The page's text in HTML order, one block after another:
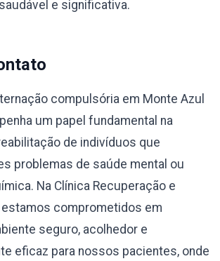
e significativa.
compulsória em Monte Azul
um papel fundamental na
de indivíduos que
problemas de saúde mental ou
Na Clínica Recuperação e
estamos comprometidos em
seguro, acolhedor e
eficaz para nossos pacientes, onde